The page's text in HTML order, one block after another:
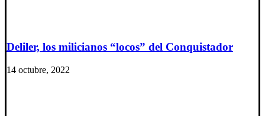
Deliler, los milicianos “locos” del Conquistador
14 octubre, 2022